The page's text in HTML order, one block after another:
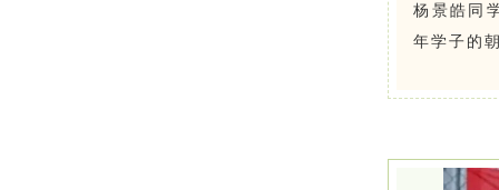
杨景皓同
年学子的